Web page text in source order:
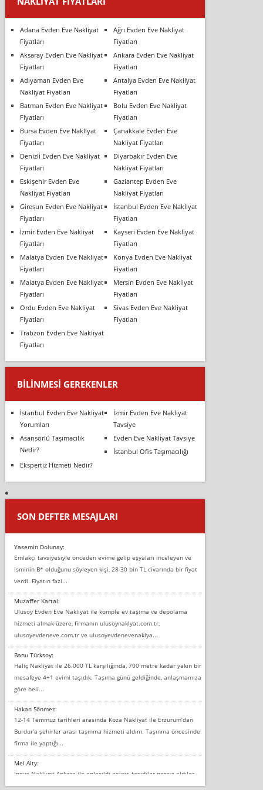
Adana Evden Eve Nakliyat
Fiyatları
Ağrı Evden Eve Nakliyat
Fiyatları
Aksaray Evden Eve Nakliyat
Fiyatları
Ankara Evden Eve Nakliyat
Fiyatları
Adıyaman Evden Eve
Nakliyat Fiyatları
Antalya Evden Eve Nakliyat
Fiyatları
Batman Evden Eve Nakliyat
Fiyatları
Bolu Evden Eve Nakliyat
Fiyatları
Bursa Evden Eve Nakliyat
Fiyatları
Çanakkale Evden Eve
Nakliyat Fiyatları
Denizli Evden Eve Nakliyat
Fiyatları
Diyarbakır Evden Eve
Nakliyat Fiyatları
Eskişehir Evden Eve
Nakliyat Fiyatları
Gaziantep Evden Eve
Nakliyat Fiyatları
Giresun Evden Eve Nakliyat
Fiyatları
İstanbul Evden Eve Nakliyat
Fiyatları
İzmir Evden Eve Nakliyat
Fiyatları
Kayseri Evden Eve Nakliyat
Fiyatları
Malatya Evden Eve Nakliyat
Fiyatları
Konya Evden Eve Nakliyat
Fiyatları
Malatya Evden Eve Nakliyat
Fiyatları
Mersin Evden Eve Nakliyat
Fiyatları
Ordu Evden Eve Nakliyat
Fiyatları
Sivas Evden Eve Nakliyat
Fiyatları
Trabzon Evden Eve Nakliyat
Fiyatları
BILINMESI GEREKENLER
İstanbul Evden Eve Nakliyat
Yorumları
İzmir Evden Eve Nakliyat
Tavsiye
Asansörlü Taşımacılık
Nedir?
Evden Eve Nakliyat Tavsiye
İstanbul Ofis Taşımacılığı
Ekspertiz Hizmeti Nedir?
SON DEFTER MESAJLARI
Yasemin Dolunay:
Emlakçı tavsiyesiyle önceden evime gelip eşyaları inceleyen ve
isminin B* olduğunu söyleyen kişi, 28-30 bin TL civarında bir fiyat
verdi. Fiyatın fazl...
Muzaffer Kartal:
Ulusoy Evden Eve Nakliyat ile komple ev taşıma ve depolama
hizmeti almak üzere, firmanın ulusoynaklyat.com.tr,
ulusoyevdeneve.com.tr ve ulusoyevdenevenaklya...
Banu Türksoy:
Haliç Nakliyat ile 26.000 TL karşılığında, 700 metre kadar yakın bir
mesafeye 4+1 evimi taşıdık. Taşıma günü geldiğinde, anlaşmamıza
göre beli...
Hakan Sönmez:
12-14 Temmuz tarihleri arasında Koza Nakliyat ile Erzurum’dan
Burdur’a şehirler arası taşınma hizmeti aldım. Taşınma öncesinde
firma ile yaptığı...
Mel Alty:
İnova Nakliyat Ankara ile anlaşıldı eşyayı taşıdılar parayı aldılar.
Salon duvarına bir baktım birisi boydan alüminyum renkli bantı